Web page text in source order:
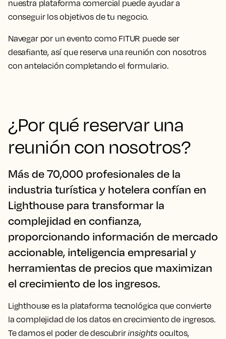
nuestra plataforma comercial puede ayudar a
conseguir los objetivos de tu negocio.
Navegar por un evento como FITUR puede ser
desafiante, así que reserva una reunión con nosotros
con antelación completando el formulario.
¿Por qué reservar una
reunión con nosotros?
Más de 70,000 profesionales de la
industria turística y hotelera confían en
Lighthouse para transformar la
complejidad en confianza,
proporcionando información de mercado
accionable, inteligencia empresarial y
herramientas de precios que maximizan
el crecimiento de los ingresos.
Lighthouse es la plataforma tecnológica que convierte
la complejidad de los datos en crecimiento de ingresos.
Te damos el poder de descubririnsightsocultos,